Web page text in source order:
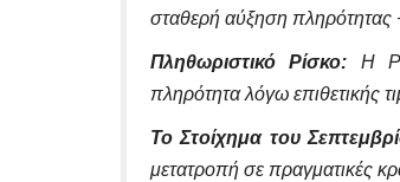
σταθερή αύξηση πληρότητας
Πληθωριστικό Ρίσκο: Η
πληρότητα λόγω επιθετικής
Το Στοίχημα του
μετατροπή σε πραγματικές